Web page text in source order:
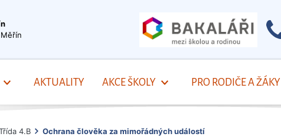
AKTUALITY AKCE ŠKOLY PRO RODIČE A ŽÁKY
4.B Ochrana člověka za mimořádných událostí